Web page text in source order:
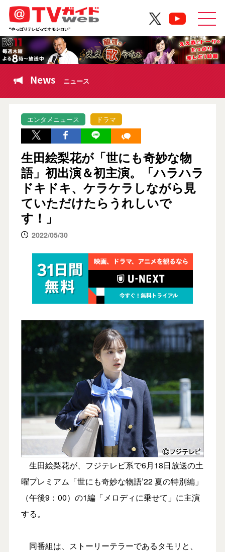
News ニュース
エンタメニュース ドラマ
生田絵梨花が「世にも奇妙な物
語」初出演＆初主演。「ハラハラ
ドキドキ、ケラケラしながら見
ていただけたらうれしいで
す！」
2022/05/30
生田絵梨花が、フジテレビ系で6月18日放送の土
曜プレミアム「世にも奇妙な物語’22 夏の特別編」
（午後9：00）の1編「メロディに乗せて」に主演
する。
同番組は、ストーリーテラーであるタモリと、